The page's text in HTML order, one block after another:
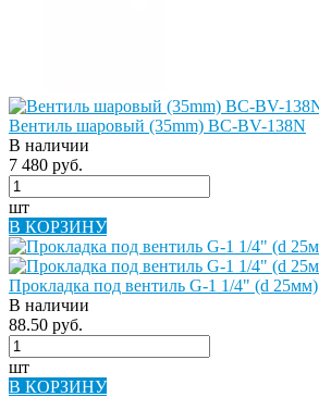
Вентиль шаровый (35mm) BC-BV-138N
В наличии
7 480 руб.
шт
В КОРЗИНУ
Прокладка под вентиль G-1 1/4" (d 25мм)
В наличии
88.50 руб.
шт
В КОРЗИНУ